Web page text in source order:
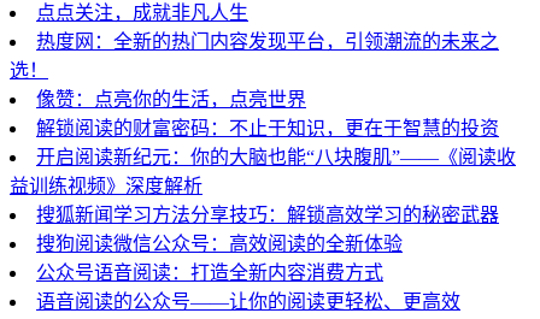
点点关注，成就非凡人生
热度网：全新的热门内容发现平台，引领潮流的未来之
选！
像赞：点亮你的生活，点亮世界
解锁阅读的财富密码：不止于知识，更在于智慧的投资
开启阅读新纪元：你的大脑也能“八块腹肌”——《阅读收
益训练视频》深度解析
搜狐新闻学习方法分享技巧：解锁高效学习的秘密武器
搜狗阅读微信公众号：高效阅读的全新体验
公众号语音阅读：打造全新内容消费方式
语音阅读的公众号——让你的阅读更轻松、更高效